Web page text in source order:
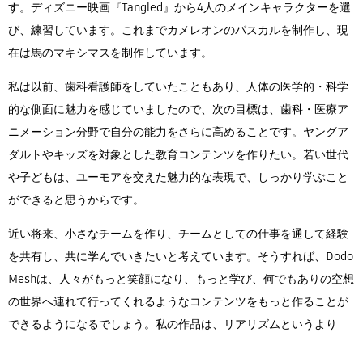
す。ディズニー映画『Tangled』から4人のメインキャラクターを選
び、練習しています。これまでカメレオンのパスカルを制作し、現
在は馬のマキシマスを制作しています。
私は以前、歯科看護師をしていたこともあり、人体の医学的・科学
的な側面に魅力を感じていましたので、次の目標は、歯科・医療ア
ニメーション分野で自分の能力をさらに高めることです。ヤングア
ダルトやキッズを対象とした教育コンテンツを作りたい。若い世代
や子どもは、ユーモアを交えた魅力的な表現で、しっかり学ぶこと
ができると思うからです。
近い将来、小さなチームを作り、チームとしての仕事を通して経験
を共有し、共に学んでいきたいと考えています。そうすれば、Dodo
Meshは、人々がもっと笑顔になり、もっと学び、何でもありの空想
の世界へ連れて行ってくれるようなコンテンツをもっと作ることが
できるようになるでしょう。私の作品は、リアリズムというより